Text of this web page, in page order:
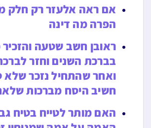
אם ראה אלעזר רק חלק
הפרה מה דינה
ראובן חשב שטעה
בברכת השנים וחזר
ואחר שהתחיל נזכר
חשיב היסח מברכות
האם מותר לטייח בטיח